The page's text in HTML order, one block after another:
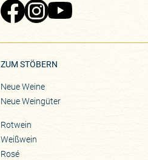
ZUM STÖBERN
Neue Weine
Neue Weingüter
Rotwein
Weißwein
Rosé